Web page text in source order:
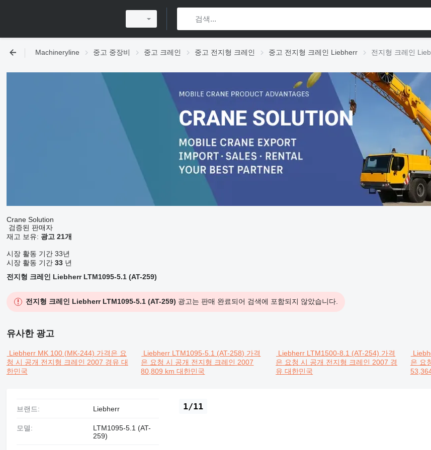
Machineryline 중고 중장비 중고 크레인 중고 전지형 크레인 중고 전지형 크레인 Liebherr 전지형 크레인
Crane Solution
검증된 판매자
재고 보유: 광고 21개
시장 활동 기간 33년
시장 활동 기간 33 년
전지형 크레인 Liebherr LTM1095-5.1 (AT-259)
전지형 크레인 Liebherr LTM1095-5.1 (AT-259) 광고는 판매 완료되어 검색에 포함되지 않았습니다.
유사한 광고
Liebherr MK 100 (MK-244) 가격은 요
청 시 공개 전지형 크레인 2007 경유 대
한민국
Liebherr LTM1095-5.1 (AT-258) 가격
은 요청 시 공개 전지형 크레인 2007
80,809 km대한민국
Liebherr LTM1500-8.1 (AT-254) 가격
은 요청 시 공개 전지형 크레인 2007 경
유대한민국
은 요
1/11
브랜드: Liebherr
모델:
LTM1095-5.1 (AT-
259)